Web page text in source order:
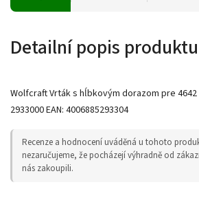
Detailní popis produktu
Wolfcraft Vrták s hĺbkovým dorazom pre
2933000 EAN: 4006885293304
Recenze a hodnocení uváděná u tohoto
nezaručujeme, že pocházejí výhradně od
nás zakoupili.